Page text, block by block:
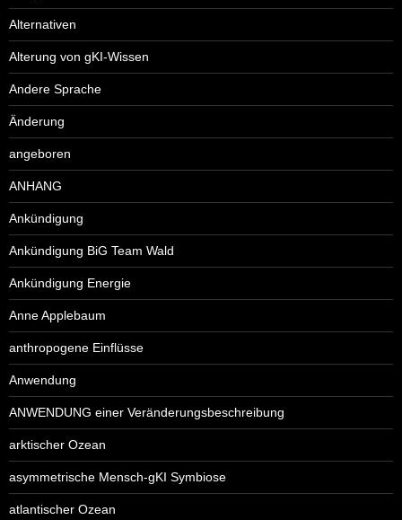
Alternativen
Alterung von gKI-Wissen
Andere Sprache
Änderung
angeboren
ANHANG
Ankündigung
Ankündigung BiG Team Wald
Ankündigung Energie
Anne Applebaum
anthropogene Einflüsse
Anwendung
ANWENDUNG einer Veränderungsbeschreibung
arktischer Ozean
asymmetrische Mensch-gKI Symbiose
atlantischer Ozean